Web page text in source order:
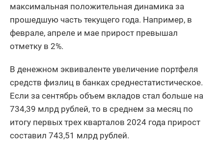
максимальная положительная динамика за
прошедшую часть текущего года. Например, в
феврале, апреле и мае прирост превышал
отметку в 2%.
В денежном эквиваленте увеличение портфеля
средств физлиц в банках среднестатистическое.
Если за сентябрь объем вкладов стал больше на
734,39 млрд рублей, то в среднем за месяц по
итогу первых трех кварталов 2024 года прирост
составил 743,51 млрд рублей.